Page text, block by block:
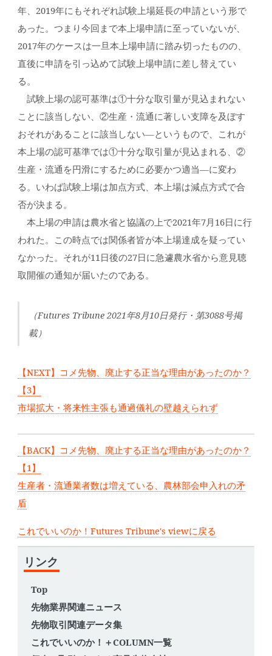
年、2019年にもそれぞれ試験上場延長の申請という形で
あった。つまり今回まで本上場申請に至っていないが、
2017年のケースは一旦本上場申請に踏み切ったものの、
直後に申請を引っ込めて試験上場申請に差し替えてい
る。
試験上場の認可基準は①十分な取引量が見込まれない
ことに該当しない、②生産・流通に著しい支障を及ぼす
おそれがあることに該当しない―というもので、これが
本上場の認可基準では①十分な取引量が見込まれる、②
生産・流通を円滑にするために必要かつ適当―に変わ
る。いわば試験上場は加点方式、本上場は減点方式で合
否が決まる。
本上場の申請は農水省と協議の上で2021年7月16日に行
われた。この時点では関係者皆が本上場達成を疑ってい
なかった。それが11日後の27日に急遽農水省から意見聴
取開催の通知が届いたのである。
（Futures Tribune 2021年8月10日発行・第3088号掲
載）
【NEXT】コメ先物、廃止する正当な理由があったのか？
【3】
市場拡大・将来性主張も通過儀礼の壁越えられず
【BACK】コメ先物、廃止する正当な理由があったのか？
【1】
生産者・流通業者数は増えている、農林部会申入れの矛
盾
これでいいのか！Futures Tribune's viewに戻る
リンク
Top
先物業界関連ニュース
先物取引関連データ集
これでいいのか！＋COLUMN一覧